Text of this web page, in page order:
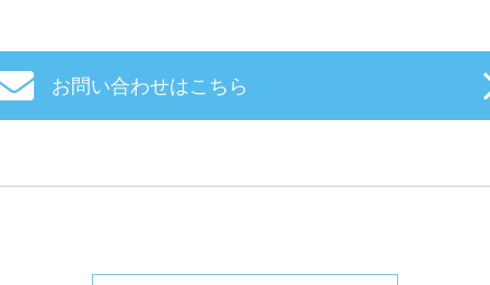
お問い合わせはこちら